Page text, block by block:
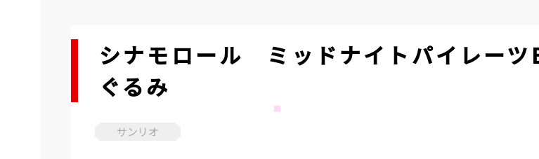
シナモロール ミッドナイトパイレーツ
ぐるみ
サンリオ